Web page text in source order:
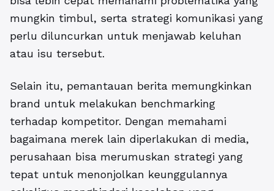
mungkin timbul, serta strategi komunikasi yang
perlu diluncurkan untuk menjawab keluhan
atau isu tersebut.
Selain itu, pemantauan berita memungkinkan
brand untuk melakukan benchmarking
terhadap kompetitor. Dengan memahami
bagaimana merek lain diperlakukan di media,
perusahaan bisa merumuskan strategi yang
tepat untuk menonjolkan keunggulannya